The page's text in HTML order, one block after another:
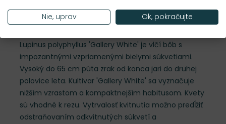
Popis
Lupinus polyphyllus 'Gallery White' je vlčí bôb s
impozantnými vzpriamenými bielymi súkvetiami.
Vysoký do 65 cm púta zrak od konca jari do druhej
polovice leta. Kultivar 'Gallery White' sa vyznačuje
nižším vzrastom a kompaktnejším habitusom. Kvety
sú vhodné k rezu. Vytrvalosť kvitnutia možno predĺžiť
odstraňovaním odkvitnutých súkvetí a
Nie, uprav Ok, pokračujte